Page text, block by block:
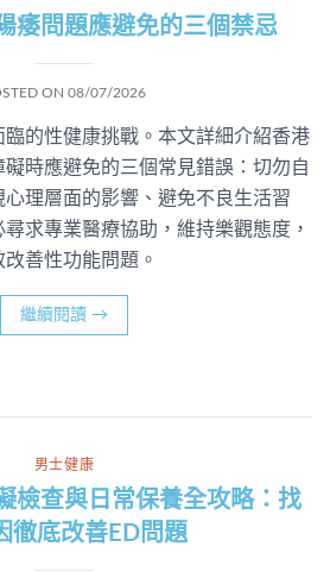
痿問題應避免的三個禁忌
ON 08/07/2026
臨的性健康挑戰。本文詳細介紹香港
時應避免的三個常見錯誤：切勿自
理層面的影響、避免不良生活習
求專業醫療協助，維持樂觀態度，
善性功能問題。
繼續閱讀 →
男士健康
檢查與日常保養全攻略：找
徹底改善ED問題